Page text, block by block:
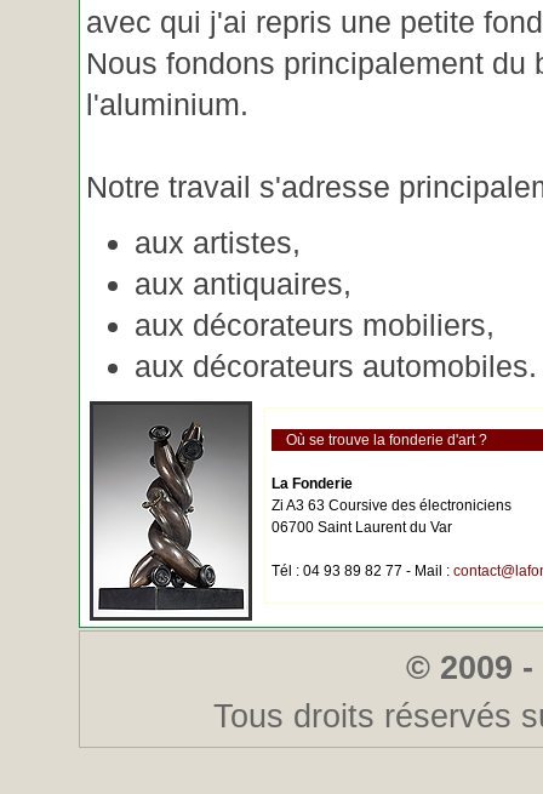
avec qui j'ai repris une petite
Nous fondons principalement
l'aluminium.
Notre travail s'adresse
aux artistes,
aux antiquaires,
aux décorateurs mobiliers,
aux décorateurs automobiles.
Où se trouve la fonderie d'art ?
La Fonderie
Zi A3 63 Coursive des électroniciens
06700 Saint Laurent du Var
Tél : 04 93 89 82 77 - Mail :
© 2009
Tous droits réservés